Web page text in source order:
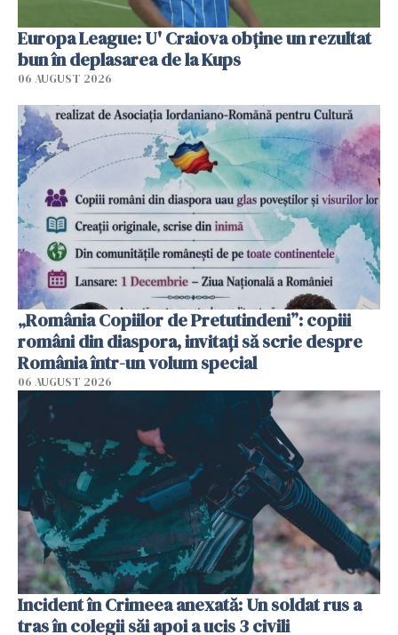
Europa League: U' Craiova obține un rezultat
bun în deplasarea de la Kups
06 AUGUST 2026
„România Copiilor de Pretutindeni”: copiii
români din diaspora, invitați să scrie despre
România într-un volum special
06 AUGUST 2026
Incident în Crimeea anexată: Un soldat rus a
tras în colegii săi apoi a ucis 3 civili